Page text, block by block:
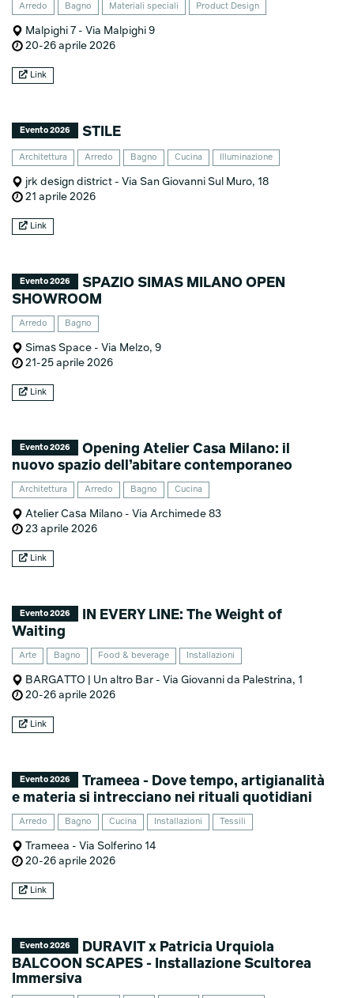
Arredo Bagno Materiali speciali Product Design
Malpighi 7 - Via Malpighi 9
20-26 aprile 2026
Link
Evento 2026 STILE
Architettura Arredo Bagno Cucina Illuminazione
jrk design district - Via San Giovanni Sul Muro, 18
21 aprile 2026
Link
Evento 2026
SPAZIO SIMAS MILANO OPEN
SHOWROOM
Arredo Bagno
Simas Space - Via Melzo, 9
21-25 aprile 2026
Link
Evento 2026
Opening Atelier Casa Milano: il
nuovo spazio dell’abitare contemporaneo
Architettura Arredo Bagno Cucina
Atelier Casa Milano - Via Archimede 83
23 aprile 2026
Link
Evento 2026
IN EVERY LINE: The Weight of
Waiting
Arte Bagno Food & beverage Installazioni
BARGATTO | Un altro Bar - Via Giovanni da Palestrina, 1
20-26 aprile 2026
Link
Evento 2026
Trameea - Dove tempo, artigianalità
e materia si intrecciano nei rituali quotidiani
Arredo Bagno Cucina Installazioni Tessili
Trameea - Via Solferino 14
20-26 aprile 2026
Link
Evento 2026
DURAVIT x Patricia Urquiola
BALCOON SCAPES - Installazione Scultorea
Immersiva